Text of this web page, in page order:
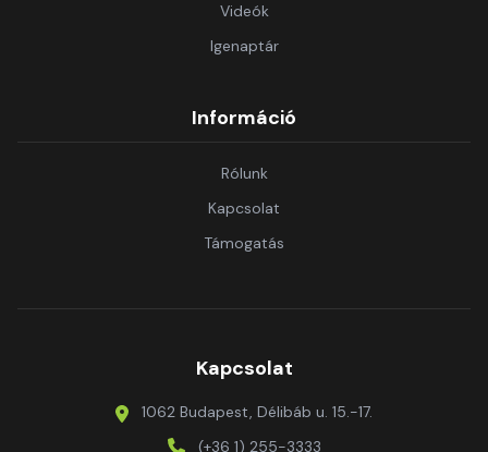
Videók
Igenaptár
Információ
Rólunk
Kapcsolat
Támogatás
Kapcsolat
1062 Budapest, Délibáb u. 15.-17.
(+36 1) 255-3333